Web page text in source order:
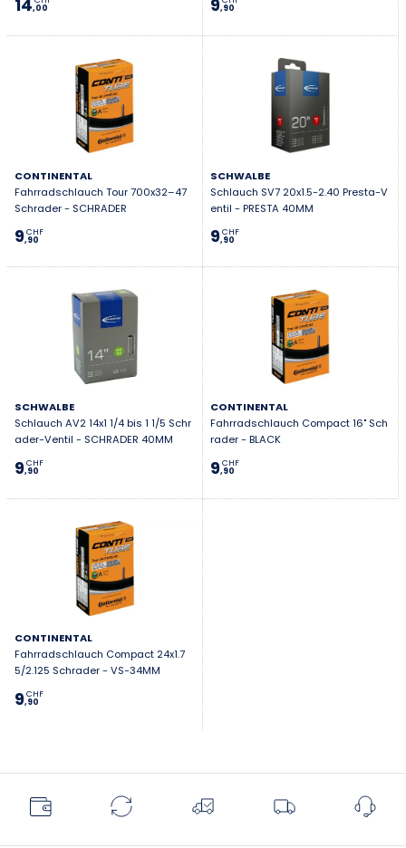
14,00 9,90
CONTINENTAL
Fahrradschlauch Tour 700x32–47
Schrader - SCHRADER
9,90
CHF
SCHWALBE
Schlauch SV7 20x1.5-2.40 Presta-V
entil - PRESTA 40MM
9,90
CHF
SCHWALBE
Schlauch AV2 14x1 1/4 bis 1 1/5 Schr
ader-Ventil - SCHRADER 40MM
9,90
CHF
CONTINENTAL
Fahrradschlauch Compact 16" Sch
rader - BLACK
9,90
CHF
CONTINENTAL
Fahrradschlauch Compact 24x1.7
5/2.125 Schrader - VS-34MM
9,90
CHF